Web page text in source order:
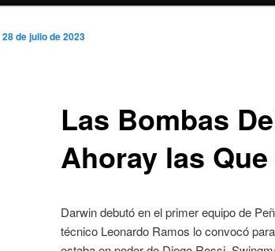
Las Bombas
Ahoray las
28 de julio de 2023
Darwin debutó en el primer equipo de
técnico Leonardo Ramos lo convocó